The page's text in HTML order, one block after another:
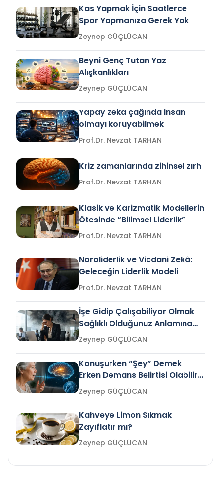
Kas Yapmak İçin Saatlerce
Spor Yapmanıza Gerek Yok
Zeynep GÜÇLÜCAN
Beyni Genç Tutan Yaz
Alışkanlıkları
Zeynep GÜÇLÜCAN
Yapay zeka çağında insan
olmayı koruyabilmek
Prof.Dr. Nevzat TARHAN
Kriz zamanlarında zihinsel zırh
Prof.Dr. Nevzat TARHAN
Klasik ve Karizmatik Modellerin
Ötesinde “Bilimsel Liderlik”
Prof.Dr. Nevzat TARHAN
Nöroliderlik ve Vicdani Zekâ:
Geleceğin Liderlik Modeli
Prof.Dr. Nevzat TARHAN
İşe Gidip Çalışabiliyor Olmak
Sağlıklı Olduğunuz Anlamına
Gelir mi?Zeynep GÜÇLÜCAN
Konuşurken “Şey” Demek
Erken Demans Belirtisi Olabilir
mi?
Zeynep GÜÇLÜCAN
Kahveye Limon Sıkmak
Zayıflatır mı?
Zeynep GÜÇLÜCAN